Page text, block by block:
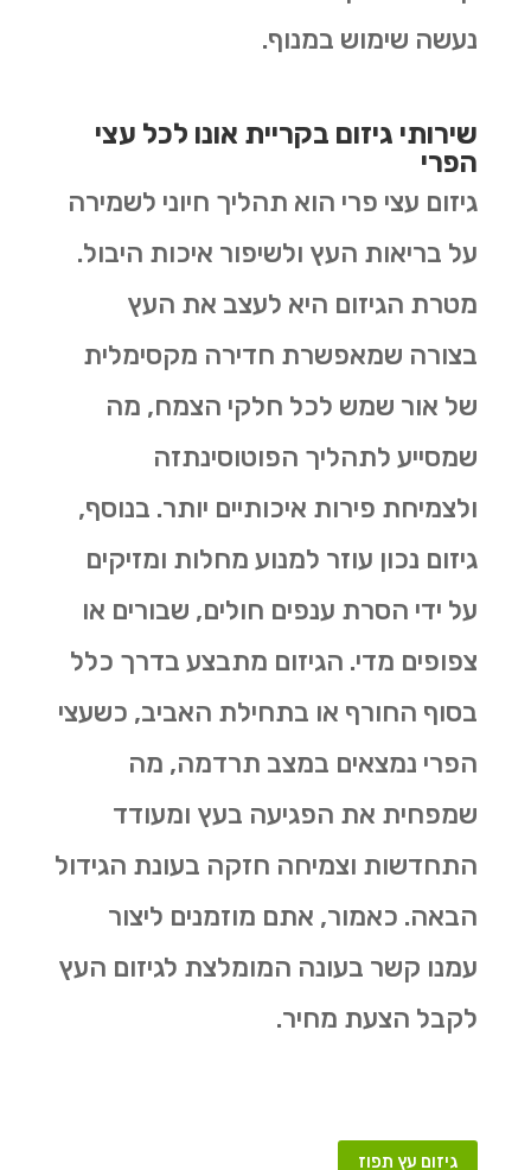
נעשה שימוש במנוף.
שירותי גיזום בקריית אונו לכל עצי
הפרי
גיזום עצי פרי הוא תהליך חיוני לשמירה
על בריאות העץ ולשיפור איכות היבול.
מטרת הגיזום היא לעצב את העץ
בצורה שמאפשרת חדירה מקסימלית
של אור שמש לכל חלקי הצמח, מה
שמסייע לתהליך הפוטוסינתזה
ולצמיחת פירות איכותיים יותר. בנוסף,
גיזום נכון עוזר למנוע מחלות ומזיקים
על ידי הסרת ענפים חולים, שבורים או
צפופים מדי. הגיזום מתבצע בדרך כלל
בסוף החורף או בתחילת האביב, כשעצי
הפרי נמצאים במצב תרדמה, מה
שמפחית את הפגיעה בעץ ומעודד
התחדשות וצמיחה חזקה בעונת הגידול
הבאה. כאמור, אתם מוזמנים ליצור
עמנו קשר בעונה המומלצת לגיזום העץ
לקבל הצעת מחיר.
גיזום עץ תפוז